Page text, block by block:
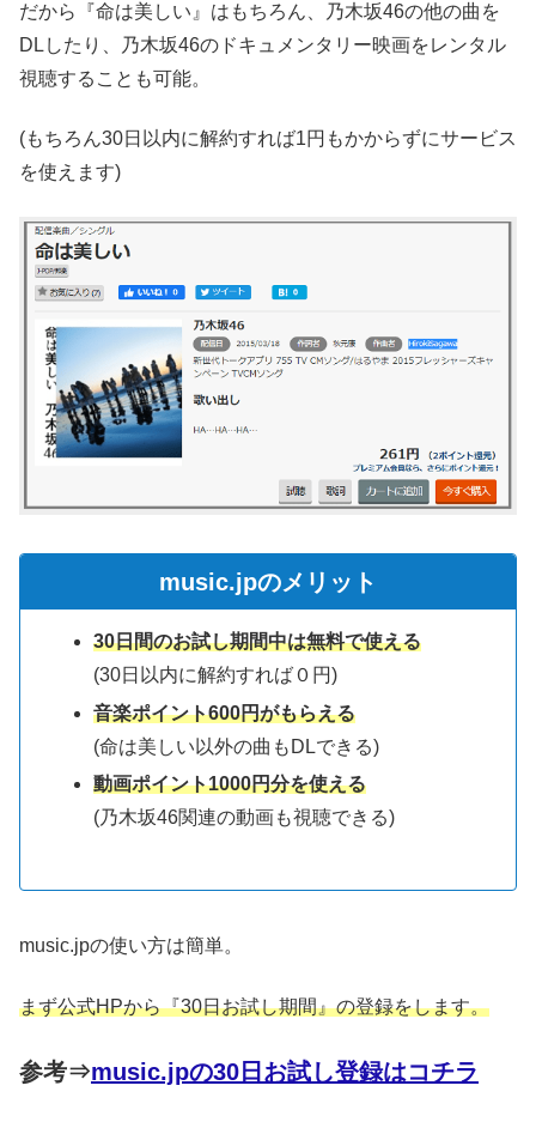
だから『命は美しい』はもちろん、乃木坂46の他の曲を
DLしたり、乃木坂46のドキュメンタリー映画をレンタル
視聴することも可能。
(もちろん30日以内に解約すれば1円もかからずにサービス
を使えます)
music.jpのメリット
30日間のお試し期間中は無料で使える
(30日以内に解約すれば０円)
音楽ポイント600円がもらえる
(命は美しい以外の曲もDLできる)
動画ポイント1000円分を使える
(乃木坂46関連の動画も視聴できる)
music.jpの使い方は簡単。
まず公式HPから『30日お試し期間』の登録をします。
参考⇒music.jpの30日お試し登録はコチラ